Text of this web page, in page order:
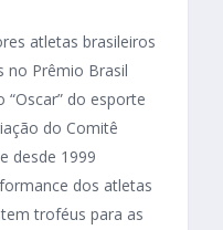
atletas brasileiros
no Prêmio Brasil
“Oscar” do esporte
do Comitê
desde 1999
dos atletas
troféus para as